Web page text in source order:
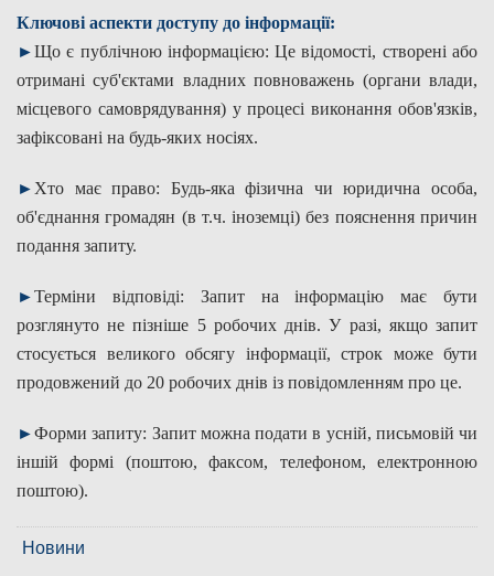
Ключові аспекти доступу до інформації:
►Що є публічною інформацією: Це відомості, створені або
отримані суб'єктами владних повноважень (органи влади,
місцевого самоврядування) у процесі виконання обов'язків,
зафіксовані на будь-яких носіях.
► Хто має право: Будь-яка фізична чи юридична особа,
об'єднання громадян (в т.ч. іноземці) без пояснення причин
подання запиту.
►Терміни відповіді: Запит на інформацію має бути
розглянуто не пізніше 5 робочих днів. У разі, якщо запит
стосується великого обсягу інформації, строк може бути
продовжений до 20 робочих днів із повідомленням про це.
►Форми запиту: Запит можна подати в усній, письмовій чи
іншій формі (поштою, факсом, телефоном, електронною
поштою).
Новини